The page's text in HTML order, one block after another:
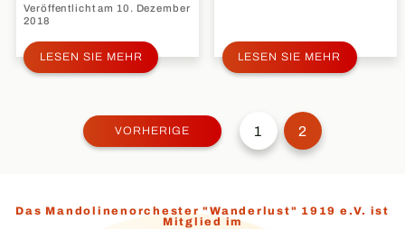
Veröffentlicht am 10. Dezember
2018
LESEN SIE MEHR LESEN SIE MEHR
Beitragsnavigation
VORHERIGE 1 2
Das Mandolinenorchester "Wanderlust" 1919 e.V. ist
Mitglied im